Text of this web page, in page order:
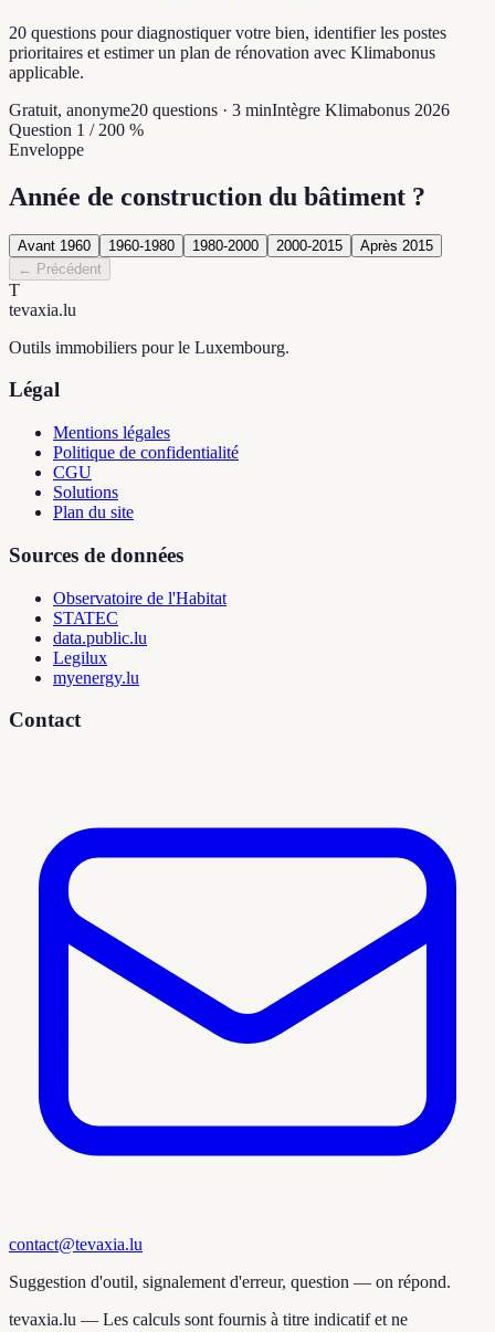
20 questions pour diagnostiquer votre bien, identifier les postes
prioritaires et estimer un plan de rénovation avec Klimabonus
applicable.
Gratuit, anonyme20 questions · 3 minIntègre Klimabonus 2026
Question 1 / 200 %
Enveloppe
Année de construction du bâtiment ?
Avant 1960 1960-1980 1980-2000 2000-2015
Après 2015
← Précédent
T
tevaxia.lu
Outils immobiliers pour le Luxembourg.
Légal
Mentions légales
Politique de confidentialité
CGU
Solutions
Plan du site
Sources de données
Observatoire de l'Habitat
STATEC
data.public.lu
Legilux
myenergy.lu
Contact
contact@tevaxia.lu
Suggestion d'outil, signalement d'erreur, question — on répond.
tevaxia.lu — Les calculs sont fournis à titre indicatif et ne